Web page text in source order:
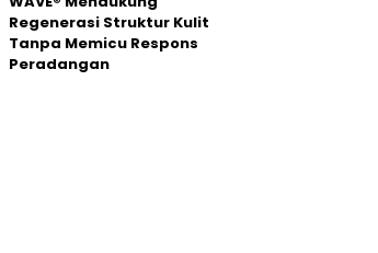
Regenerasi Struktur Kulit
Tanpa Memicu Respons
Peradangan